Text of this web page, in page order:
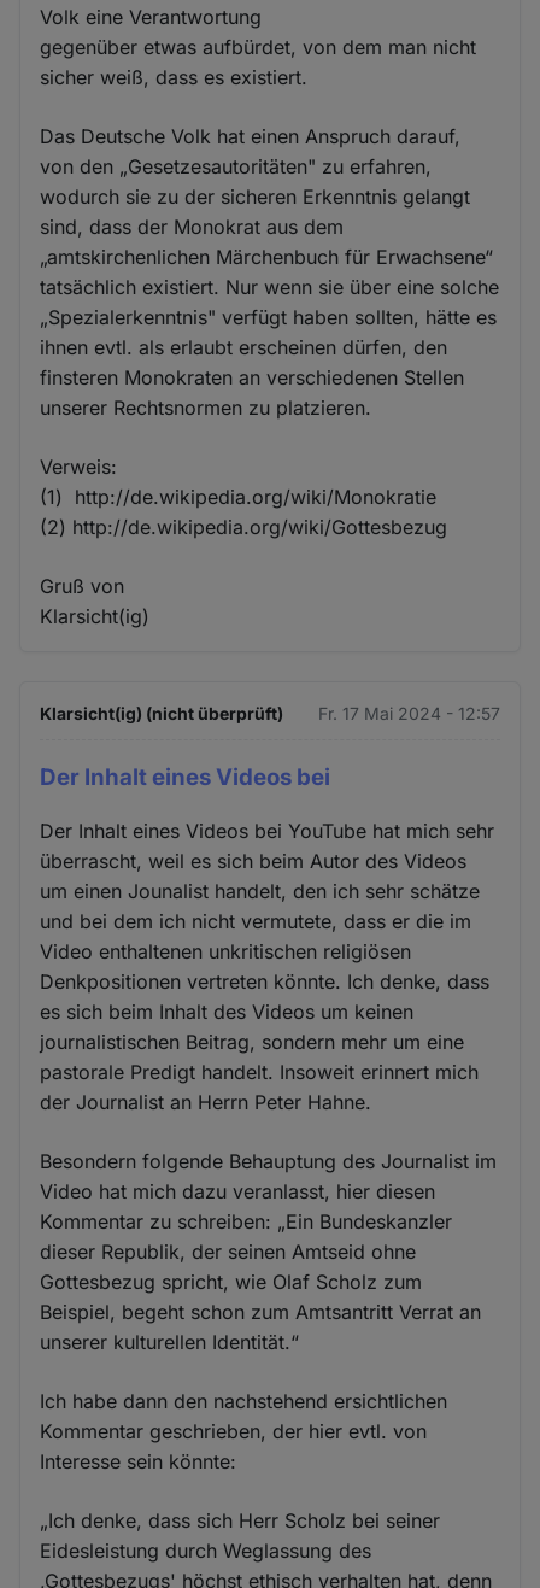
Volk eine Verantwortung
gegenüber etwas aufbürdet, von dem man nicht
sicher weiß, dass es existiert.
Das Deutsche Volk hat einen Anspruch darauf,
von den „Gesetzesautoritäten" zu erfahren,
wodurch sie zu der sicheren Erkenntnis gelangt
sind, dass der Monokrat aus dem
„amtskirchenlichen Märchenbuch für Erwachsene“
tatsächlich existiert. Nur wenn sie über eine solche
„Spezialerkenntnis" verfügt haben sollten, hätte es
ihnen evtl. als erlaubt erscheinen dürfen, den
finsteren Monokraten an verschiedenen Stellen
unserer Rechtsnormen zu platzieren.
Verweis:
(1) http://de.wikipedia.org/wiki/Monokratie
(2) http://de.wikipedia.org/wiki/Gottesbezug
Gruß von
Klarsicht(ig)
Klarsicht(ig) (nicht überprüft) Fr. 17 Mai 2024 - 12:57
Der Inhalt eines Videos bei
Der Inhalt eines Videos bei YouTube hat mich sehr
überrascht, weil es sich beim Autor des Videos
um einen Jounalist handelt, den ich sehr schätze
und bei dem ich nicht vermutete, dass er die im
Video enthaltenen unkritischen religiösen
Denkpositionen vertreten könnte. Ich denke, dass
es sich beim Inhalt des Videos um keinen
journalistischen Beitrag, sondern mehr um eine
pastorale Predigt handelt. Insoweit erinnert mich
der Journalist an Herrn Peter Hahne.
Besondern folgende Behauptung des Journalist im
Video hat mich dazu veranlasst, hier diesen
Kommentar zu schreiben: „Ein Bundeskanzler
dieser Republik, der seinen Amtseid ohne
Gottesbezug spricht, wie Olaf Scholz zum
Beispiel, begeht schon zum Amtsantritt Verrat an
unserer kulturellen Identität.“
Ich habe dann den nachstehend ersichtlichen
Kommentar geschrieben, der hier evtl. von
Interesse sein könnte:
„Ich denke, dass sich Herr Scholz bei seiner
Eidesleistung durch Weglassung des
,Gottesbezugs' höchst ethisch verhalten hat, denn